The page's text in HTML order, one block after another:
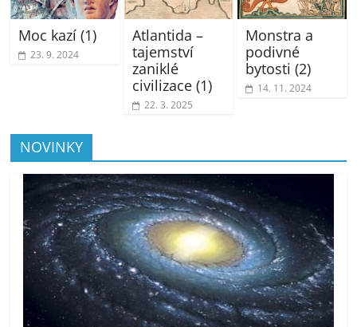
Moc kazí (1)
23. 9. 2024
Atlantida –
tajemství
zaniklé
civilizace (1)
22. 3. 2025
Monstra a
podivné
bytosti (2)
14. 11. 2024
NOVINKY